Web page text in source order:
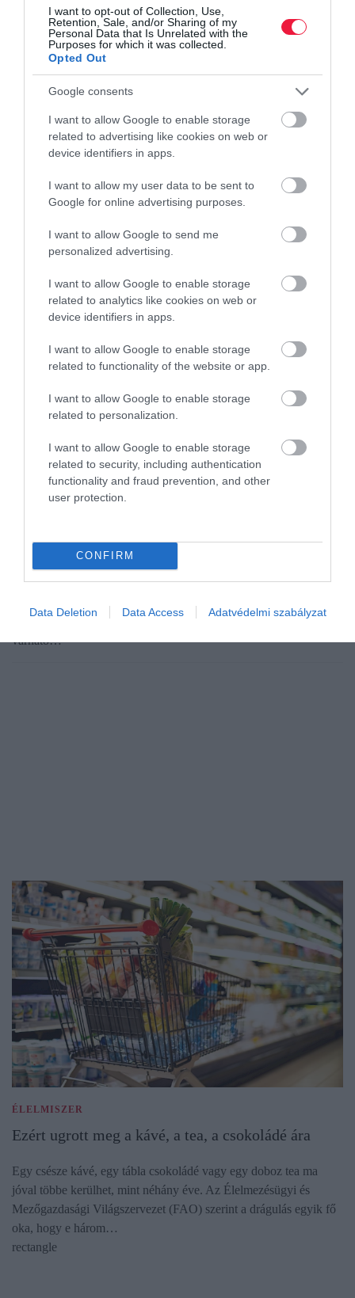
I want to opt-out of Collection, Use,
Retention, Sale, and/or Sharing of my
Personal Data that Is Unrelated with the
Purposes for which it was collected.
Opted Out
Google consents
I want to allow Google to enable storage
related to advertising like cookies on web or
device identifiers in apps.
I want to allow my user data to be sent to
Google for online advertising purposes.
I want to allow Google to send me
personalized advertising.
I want to allow Google to enable storage
related to analytics like cookies on web or
device identifiers in apps.
I want to allow Google to enable storage
related to functionality of the website or app.
I want to allow Google to enable storage
related to personalization.
I want to allow Google to enable storage
related to security, including authentication
functionality and fraud prevention, and other
user protection.
CONFIRM
Data Deletion Data Access Adatvédelmi szabályzat
AUTÓPIAC
európai piacra
Újabb szereplő érkezhet a megfizethető elektromos kisautók egyre
ötajtós villanyautó bevezetését fontolgatja, amely méreteivel és
várható…
ÉLELMISZER
Ezért ugrott meg a kávé, a tea, a csokoládé ára
Egy csésze kávé, egy tábla csokoládé vagy egy doboz tea ma
jóval többe kerülhet, mint néhány éve. Az Élelmezésügyi és
Mezőgazdasági Világszervezet (FAO) szerint a drágulás egyik fő
oka, hogy e három…
rectangle